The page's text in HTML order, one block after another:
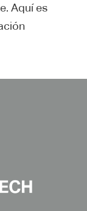
Aquí es